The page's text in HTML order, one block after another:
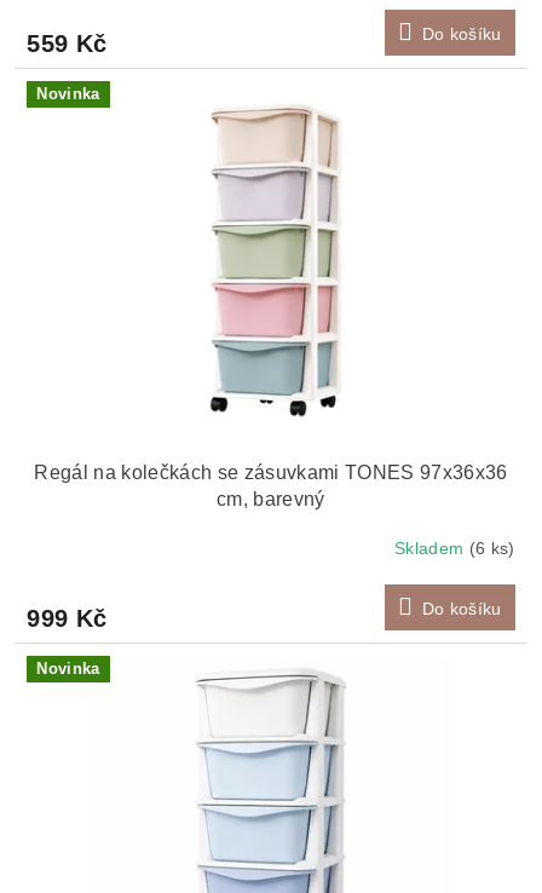
559 Kč Do košíku
Novinka
Regál na kolečkách se zásuvkami TONES 97x36x36
cm, barevný
Skladem (6 ks)
999 Kč Do košíku
Novinka